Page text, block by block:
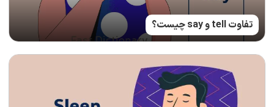
تفاوت tell و say چیست؟